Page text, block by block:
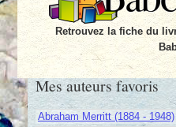
Retrouvez la fiche du
Mes auteurs favoris
Abraham Merritt (1884 - 1948)